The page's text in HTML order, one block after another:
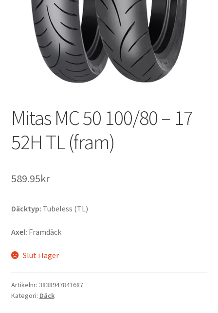
Mitas MC 50 100/80 – 17
52H TL (fram)
589.95kr
Däcktyp: Tubeless (TL)
Axel: Framdäck
Slut i lager
Artikelnr: 3838947841687
Kategori: Däck